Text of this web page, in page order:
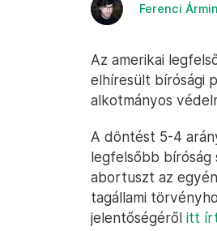
Ferenci Ármin
Az amerikai
elhíresült bírósági
alkotmányos
A döntést 5-4
legfelsőbb
abortuszt az
tagállami
jelentőségéről itt